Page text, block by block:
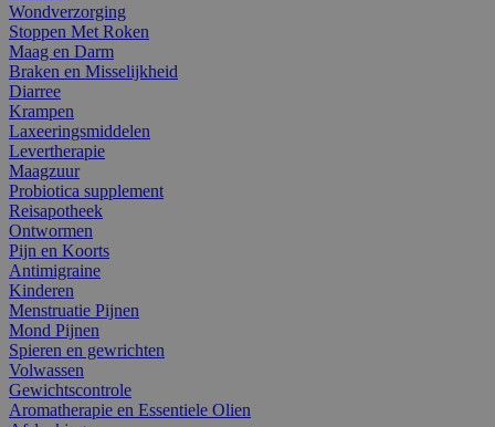
Wondverzorging
Stoppen Met Roken
Maag en Darm
Braken en Misselijkheid
Diarree
Krampen
Laxeeringsmiddelen
Levertherapie
Maagzuur
Probiotica supplement
Reisapotheek
Ontwormen
Pijn en Koorts
Antimigraine
Kinderen
Menstruatie Pijnen
Mond Pijnen
Spieren en gewrichten
Volwassen
Gewichtscontrole
Aromatherapie en Essentiele Olien